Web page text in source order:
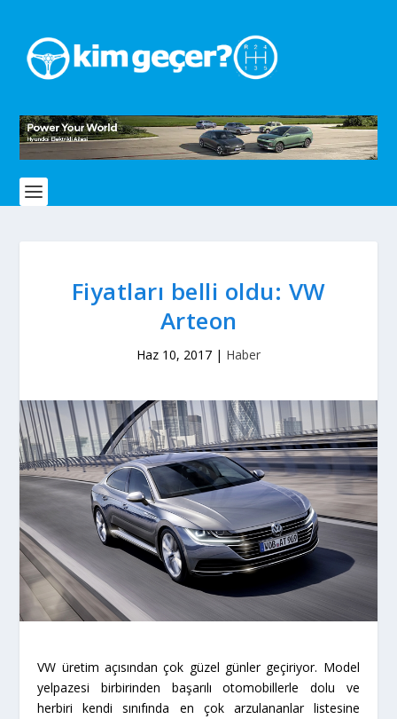
Fiyatları belli oldu: VW
Arteon
Haz 10, 2017 | Haber
VW üretim açısından çok güzel günler geçiriyor. Model
yelpazesi birbirinden başarılı otomobillerle dolu ve
herbiri kendi sınıfında en çok arzulananlar listesine